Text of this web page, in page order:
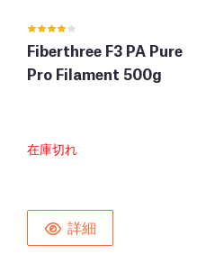
Fiberthree F3 PA Pure
Pro Filament 500g
在庫切れ
詳細